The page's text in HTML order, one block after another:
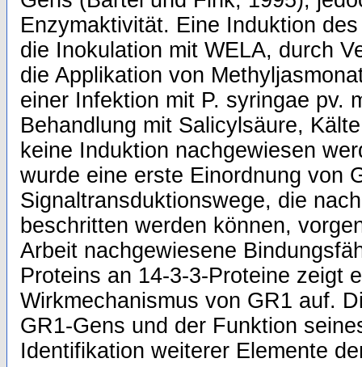
Enzymaktivität. Eine Induktion
die Inokulation mit WELA, durch
die Applikation von
einer Infektion mit P. syringae pv.
Behandlung mit Salicylsäure,
keine Induktion nachgewiesen
wurde eine erste Einordnung von
Signaltransduktionswege, die
beschritten werden können,
Arbeit nachgewiesene
Proteins an 14-3-3-Proteine zeigt
Wirkmechanismus von GR1 auf.
GR1-Gens und der Funktion
Identifikation weiterer Elemente